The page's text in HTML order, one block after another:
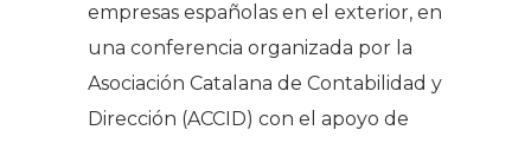
empresas españolas en el exterior, en
una conferencia organizada por la
Asociación Catalana de Contabilidad y
Dirección (ACCID) con el apoyo de